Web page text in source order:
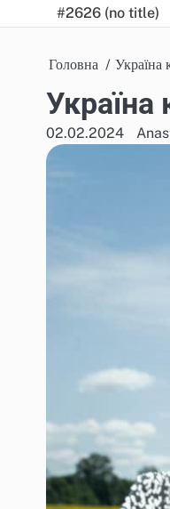
to
#2626 (no title)
Головна Україна
02.02.2024